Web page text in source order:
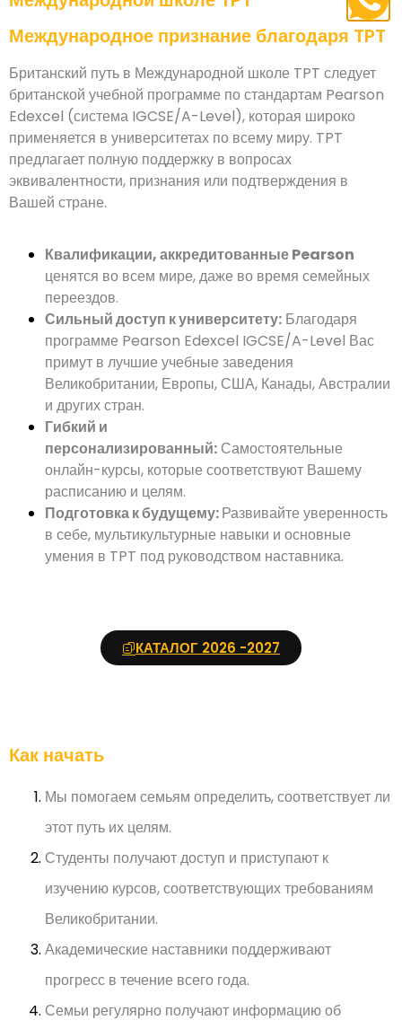
Международное признание благодаря TPT
Британский путь в Международной школе TPT следует
британской учебной программе по стандартам Pearson
Edexcel (система IGCSE/A-Level), которая широко
применяется в университетах по всему миру. TPT
предлагает полную поддержку в вопросах
эквивалентности, признания или подтверждения в
Вашей стране.
Квалификации, аккредитованные Pearson
ценятся во всем мире, даже во время семейных
переездов.
Сильный доступ к университету: Благодаря
программе Pearson Edexcel IGCSE/A-Level Вас
примут в лучшие учебные заведения
Великобритании, Европы, США, Канады, Австралии
и других стран.
Гибкий и
персонализированный: Самостоятельные
онлайн-курсы, которые соответствуют Вашему
расписанию и целям.
Подготовка к будущему:Развивайте уверенность
в себе, мультикультурные навыки и основные
умения в TPT под руководством наставника.
КАТАЛОГ 2026 -2027
Как начать
Мы помогаем семьям определить, соответствует ли
этот путь их целям.
Студенты получают доступ и приступают к
изучению курсов, соответствующих требованиям
Великобритании.
Академические наставники поддерживают
прогресс в течение всего года.
Семьи регулярно получают информацию об